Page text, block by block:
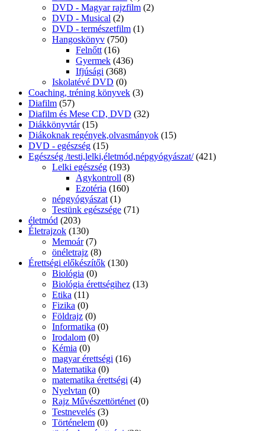
DVD - Magyar rajzfilm (2)
DVD - Musical (2)
DVD - természetfilm (1)
Hangoskönyv (750)
Felnőtt (16)
Gyermek (436)
Ifjúsági (368)
Iskolatévé DVD (0)
Coaching, tréning könyvek (3)
Diafilm (57)
Diafilm és Mese CD, DVD (32)
Diákkönyvtár (15)
Diákoknak regények,olvasmányok (15)
DVD - egészség (15)
Egészség /testi,lelki,életmód,népgyógyászat/ (421)
Lelki egészség (193)
Agykontroll (8)
Ezotéria (160)
népgyógyászat (1)
Testünk egészsége (71)
életmód (203)
Életrajzok (130)
Memoár (7)
önéletrajz (8)
Érettségi előkészítők (130)
Biológia (0)
Biológia érettségihez (13)
Etika (11)
Fizika (0)
Földrajz (0)
Informatika (0)
Irodalom (0)
Kémia (0)
magyar érettségi (16)
Matematika (0)
matematika érettségi (4)
Nyelvtan (0)
Rajz Művészettörténet (0)
Testnevelés (3)
Történelem (0)